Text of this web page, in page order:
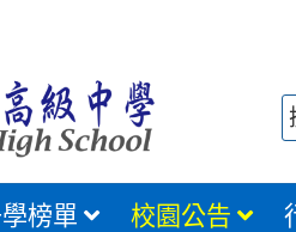
榜單 校園公告